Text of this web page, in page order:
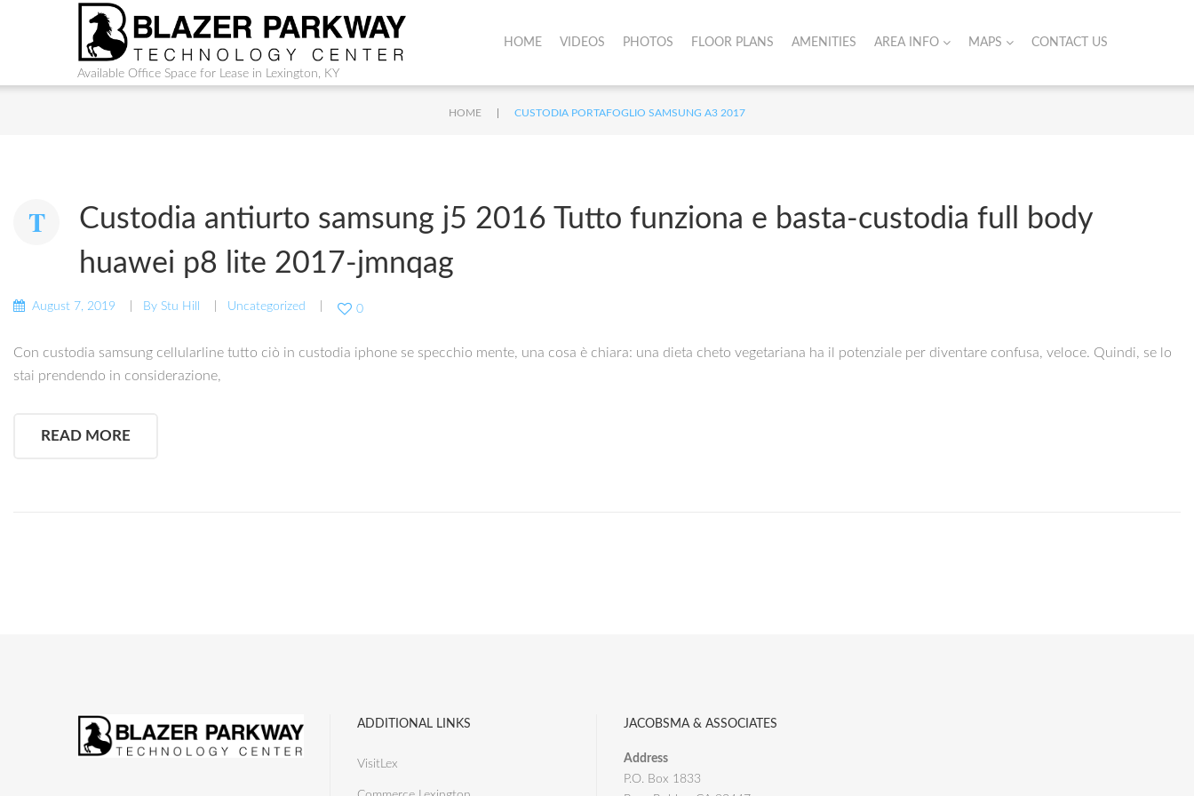
Available Office Space for Lease in Lexington, KY
HOME VIDEOS PHOTOS FLOOR PLANS AMENITIES AREA INFO MAPS CONTACT US
HOME CUSTODIA PORTAFOGLIO SAMSUNG A3 2017
Custodia antiurto samsung j5 2016 Tutto funziona e basta-custodia full body
huawei p8 lite 2017-jmnqag
August 7, 2019 By Stu Hill Uncategorized 0
Con custodia samsung cellularline tutto ciò in custodia iphone se specchio mente, una cosa è chiara: una dieta cheto vegetariana ha il potenziale per diventare confusa, veloce. Quindi, se lo
stai prendendo in considerazione,
READ MORE
ADDITIONAL LINKS
VisitLex
JACOBSMA & ASSOCIATES
Address
P.O. Box 1833